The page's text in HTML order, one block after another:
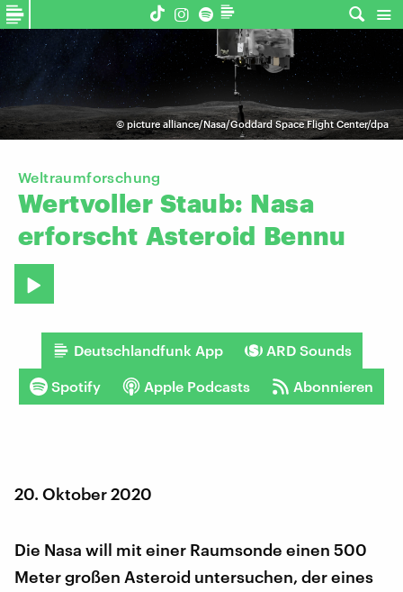
© picture alliance/Nasa/Goddard Space Flight Center/dpa
Weltraumforschung
Wertvoller Staub: Nasa
erforscht Asteroid Bennu
Deutschlandfunk App ARD Sounds
Spotify Apple Podcasts Abonnieren
20. Oktober 2020
Die Nasa will mit einer Raumsonde einen 500
Meter großen Asteroid untersuchen, der eines